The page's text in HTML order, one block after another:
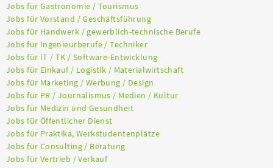
Jobs für Gastronomie / Tourismus
Jobs für Vorstand / Geschäftsführung
Jobs für Handwerk / gewerblich-technische Berufe
Jobs für Ingenieurberufe / Techniker
Jobs für IT / TK / Software-Entwicklung
Jobs für Einkauf / Logistik / Materialwirtschaft
Jobs für Marketing / Werbung / Design
Jobs für PR / Journalismus / Medien / Kultur
Jobs für Medizin und Gesundheit
Jobs für Öffentlicher Dienst
Jobs für Praktika, Werkstudentenplätze
Jobs für Consulting / Beratung
Jobs für Vertrieb / Verkauf